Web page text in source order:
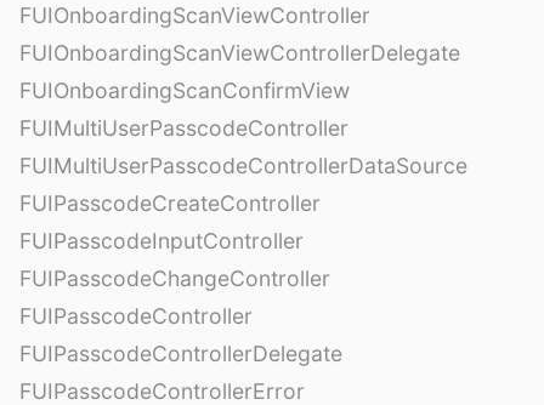
FUIOnboardingScanViewController
FUIOnboardingScanViewControllerDelegate
FUIOnboardingScanConfirmView
FUIMultiUserPasscodeController
FUIMultiUserPasscodeControllerDataSource
FUIPasscodeCreateController
FUIPasscodeInputController
FUIPasscodeChangeController
FUIPasscodeController
FUIPasscodeControllerDelegate
FUIPasscodeControllerError